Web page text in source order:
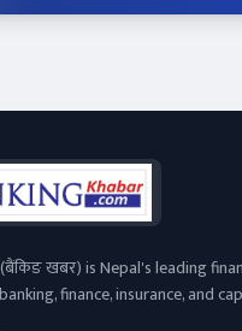
खबर) is Nepal's leading
finance, insurance, and